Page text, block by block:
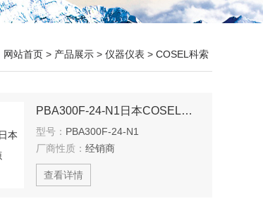
网站首页 > 产品展示 > 仪器仪表 > COSEL科索
PBA300F-24-N1日本COSEL科索电源
型号： PBA300F-24-N1
厂商性质： 经销商
查看详情